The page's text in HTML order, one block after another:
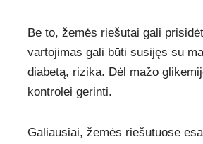
Be to, žemės riešutai gali
vartojimas gali būti susijęs su
diabetą, rizika. Dėl mažo
kontrolei gerinti.
Galiausiai, žemės riešutuose